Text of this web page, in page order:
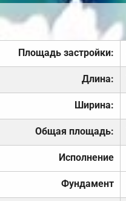
Площадь застройки:
Длина:
Ширина:
Общая площадь:
Исполнение
Фундамент